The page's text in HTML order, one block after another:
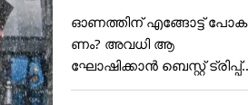
ഓണത്തിന് എങ്ങോട്ട് പോക
ണം? അവധി ആ
ഘോഷിക്കാൻ ബെസ്റ്റ് ട്രിപ്പ്
പ്ലാൻ